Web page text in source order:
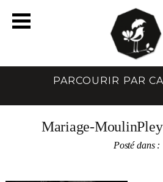
PARCOURIR PAR
Mariage-
Posté dans :